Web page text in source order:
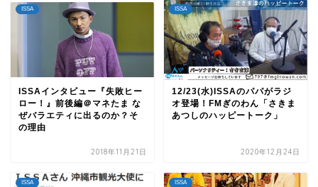
ISSA
ISSAインタビュー『失敗ヒー
ロー！』前後編＠マネたま な
ぜバラエティに出るのか？そ
の理由
2018年11月21日
ISSA
12/23(水)ISSAのパパがラジ
オ登場！FMぎのわん「さきま
あつしのハッピートーク」
2020年12月24日
ISSA ISSA